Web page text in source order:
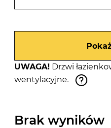
UWAGA! Drzwi
wentylacyjne.
Brak wyników